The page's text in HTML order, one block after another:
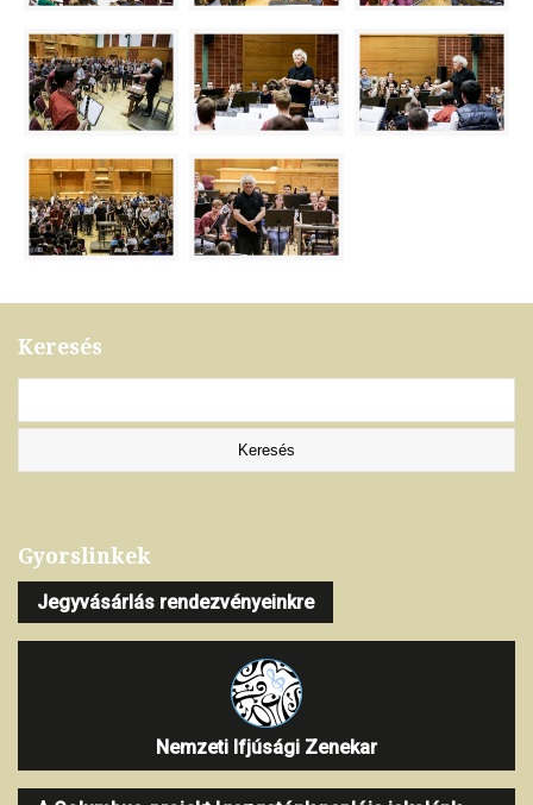
Keresés
Gyorslinkek
Jegyvásárlás rendezvényeinkre
Nemzeti Ifjúsági Zenekar